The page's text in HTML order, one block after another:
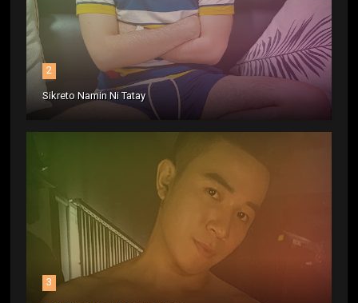
2
Sikreto Namin Ni Tatay
3